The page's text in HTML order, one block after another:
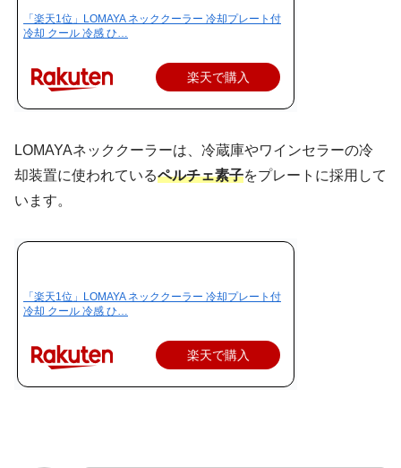
「楽天1位」LOMAYA ネッククーラー 冷却プレート付
冷却 クール 冷感 ひ…
楽天で購入
LOMAYAネッククーラーは、冷蔵庫やワインセラーの冷
却装置に使われているペルチェ素子をプレートに採用して
います。
「楽天1位」LOMAYA ネッククーラー 冷却プレート付
冷却 クール 冷感 ひ…
楽天で購入